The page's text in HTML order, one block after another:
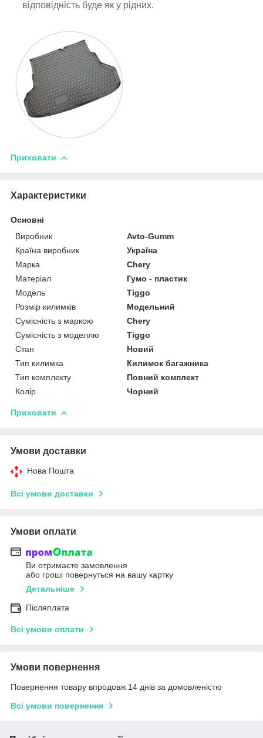
відповідність буде як у рідних.
Приховати
Характеристики
Основні
Виробник
Avto-Gumm
Країна виробник
Україна
Марка
Chery
Матеріал
Гумо - пластик
Модель
Tiggo
Розмір килимків
Модельний
Сумісність з маркою
Chery
Сумісність з моделлю
Tiggo
Стан
Новий
Тип килимка
Килимок багажника
Тип комплекту
Повний комплект
Колір
Чорний
Приховати
Умови доставки
Нова Пошта
Всі умови доставки
Умови оплати
Ви отримаєте замовлення
або гроші повернуться на вашу картку
Детальніше
Післяплата
Всі умови оплати
Умови повернення
Повернення товару впродовж 14 днів за домовленістю
Всі умови повернення